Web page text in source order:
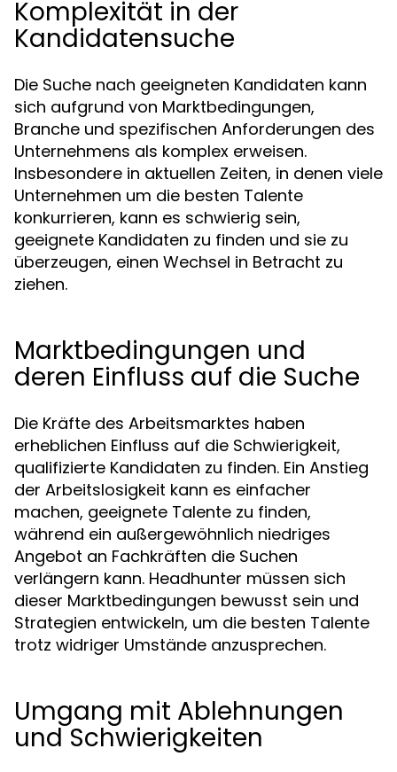
Komplexität in der
Kandidatensuche
Die Suche nach geeigneten Kandidaten kann
sich aufgrund von Marktbedingungen,
Branche und spezifischen Anforderungen des
Unternehmens als komplex erweisen.
Insbesondere in aktuellen Zeiten, in denen viele
Unternehmen um die besten Talente
konkurrieren, kann es schwierig sein,
geeignete Kandidaten zu finden und sie zu
überzeugen, einen Wechsel in Betracht zu
ziehen.
Marktbedingungen und
deren Einfluss auf die Suche
Die Kräfte des Arbeitsmarktes haben
erheblichen Einfluss auf die Schwierigkeit,
qualifizierte Kandidaten zu finden. Ein Anstieg
der Arbeitslosigkeit kann es einfacher
machen, geeignete Talente zu finden,
während ein außergewöhnlich niedriges
Angebot an Fachkräften die Suchen
verlängern kann. Headhunter müssen sich
dieser Marktbedingungen bewusst sein und
Strategien entwickeln, um die besten Talente
trotz widriger Umstände anzusprechen.
Umgang mit Ablehnungen
und Schwierigkeiten